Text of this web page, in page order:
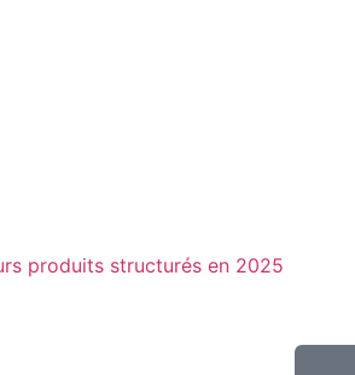
produits structurés en 2025